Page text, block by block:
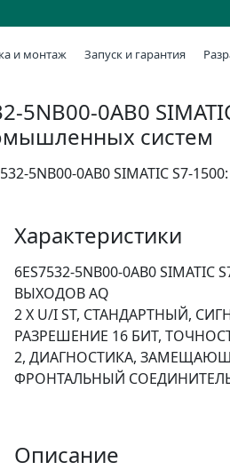
и монтаж Запуск и гарантия
0AB0
систем
5NB00-0AB0 SIMATIC S7-
Характеристики
6ES7532-5NB00-0AB0
ВЫХОДОВ AQ
2 X U/I ST, СТАНДАРТНЫЙ,
РАЗРЕШЕНИЕ 16 БИТ,
2, ДИАГНОСТИКА,
ФРОНТАЛЬНЫЙ
Описание